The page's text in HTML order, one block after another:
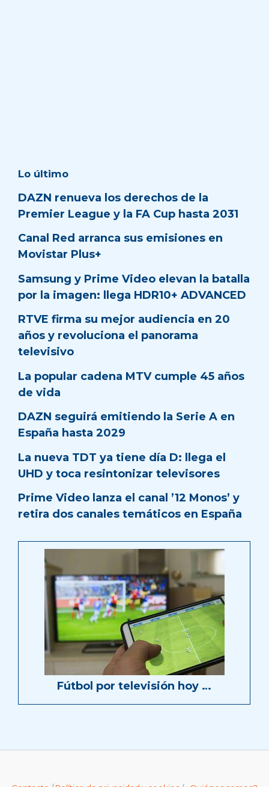
Lo último
DAZN renueva los derechos de la
Premier League y la FA Cup hasta 2031
Canal Red arranca sus emisiones en
Movistar Plus+
Samsung y Prime Video elevan la batalla
por la imagen: llega HDR10+ ADVANCED
RTVE firma su mejor audiencia en 20
años y revoluciona el panorama
televisivo
La popular cadena MTV cumple 45 años
de vida
DAZN seguirá emitiendo la Serie A en
España hasta 2029
La nueva TDT ya tiene día D: llega el
UHD y toca resintonizar televisores
Prime Video lanza el canal ’12 Monos’ y
retira dos canales temáticos en España
Fútbol por televisión hoy …